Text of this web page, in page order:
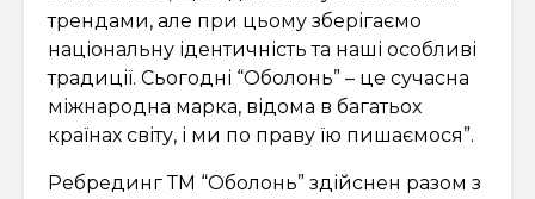
трендами, але при цьому зберігаємо
національну ідентичність та наші особливі
традиції. Сьогодні “Оболонь” – це сучасна
міжнародна марка, відома в багатьох
країнах світу, і ми по праву їю пишаємося”.
Ребрединг ТМ “Оболонь” здійснен разом з